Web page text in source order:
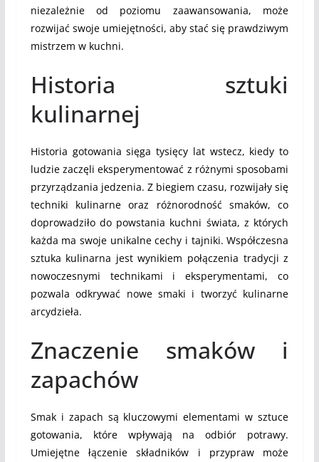
niezależnie od poziomu zaawansowania, może
rozwijać swoje umiejętności, aby stać się prawdziwym
mistrzem w kuchni.
Historia sztuki
kulinarnej
Historia gotowania sięga tysięcy lat wstecz, kiedy to
ludzie zaczęli eksperymentować z różnymi sposobami
przyrządzania jedzenia. Z biegiem czasu, rozwijały się
techniki kulinarne oraz różnorodność smaków, co
doprowadziło do powstania kuchni świata, z których
każda ma swoje unikalne cechy i tajniki. Współczesna
sztuka kulinarna jest wynikiem połączenia tradycji z
nowoczesnymi technikami i eksperymentami, co
pozwala odkrywać nowe smaki i tworzyć kulinarne
arcydzieła.
Znaczenie smaków i
zapachów
Smak i zapach są kluczowymi elementami w sztuce
gotowania, które wpływają na odbiór potrawy.
Umiejętne łączenie składników i przypraw może